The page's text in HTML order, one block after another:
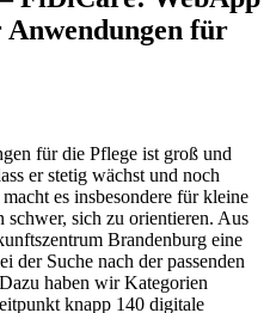
für
für die Pflege ist groß und
er stetig wächst und noch
es insbesondere für kleine
schwer, sich zu orientieren. Aus
Brandenburg eine
der Suche nach der passenden
haben wir Kategorien
knapp 140 digitale